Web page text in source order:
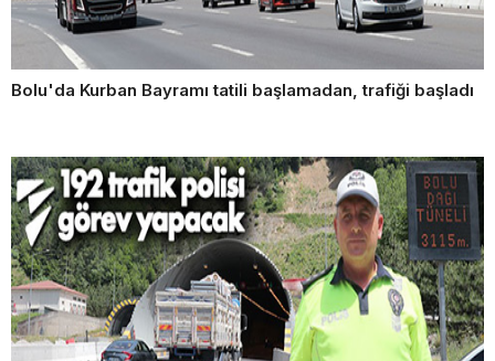
Bolu'da Kurban Bayramı tatili başlamadan, trafiği başladı